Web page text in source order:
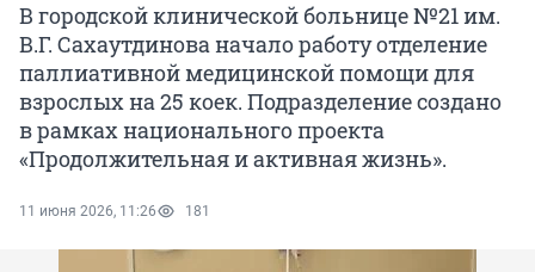
В городской клинической больнице №21 им.
В.Г. Сахаутдинова начало работу отделение
паллиативной медицинской помощи для
взрослых на 25 коек. Подразделение создано
в рамках национального проекта
«Продолжительная и активная жизнь».
11 июня 2026, 11:26 181